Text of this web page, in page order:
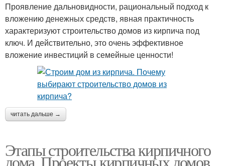
Проявление дальновидности, рациональный подход к
вложению денежных средств, явная практичность
характеризуют строительство домов из кирпича под
ключ. И действительно, это очень эффективное
вложение инвестиций в семейные ценности!
читать дальше →
Этапы строительства кирпичного